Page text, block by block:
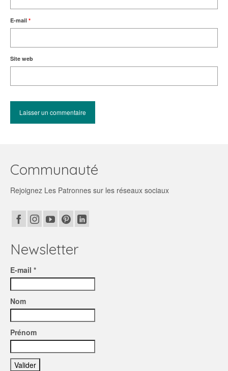
E-mail *
Site web
Communauté
Rejoignez Les Patronnes sur les réseaux sociaux
Newsletter
E-mail *
Nom
Prénom